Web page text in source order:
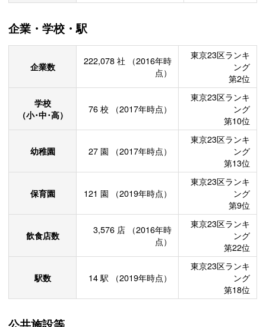
企業・学校・駅
企業数 222,078 社
（2016年時
点）
東京23区ランキ
ング
第2位
学校
（小･中･高）
76 校 （2017年時点）
東京23区ランキ
ング
第10位
幼稚園 27 園 （2017年時点）
東京23区ランキ
ング
第13位
保育園 121 園 （2019年時点）
東京23区ランキ
ング
第9位
飲食店数 3,576 店
（2016年時
点）
東京23区ランキ
ング
第22位
駅数 14 駅 （2019年時点）
東京23区ランキ
ング
第18位